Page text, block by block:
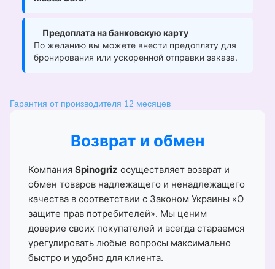
Предоплата на банковскую карту
По желанию вы можете внести предоплату для
бронирования или ускоренной отправки заказа.
Гарантия от производителя 12 месяцев
Возврат и обмен
Компания Spinogriz осуществляет возврат и
обмен товаров надлежащего и ненадлежащего
качества в соответствии с Законом Украины «О
защите прав потребителей». Мы ценим
доверие своих покупателей и всегда стараемся
урегулировать любые вопросы максимально
быстро и удобно для клиента.